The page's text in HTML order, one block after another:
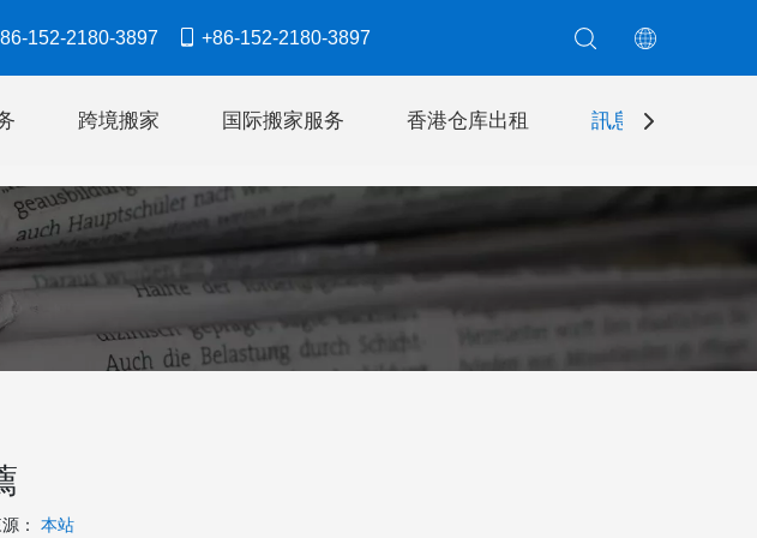
152-2180-3897  +86-152-2180-3897​​​​​​​
跨境搬家 国际搬家服务 香港仓库出租 訊息
： 本站